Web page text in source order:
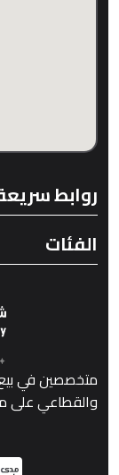
روابط
الفئات
متخصصين في بيع
والقطاعي على